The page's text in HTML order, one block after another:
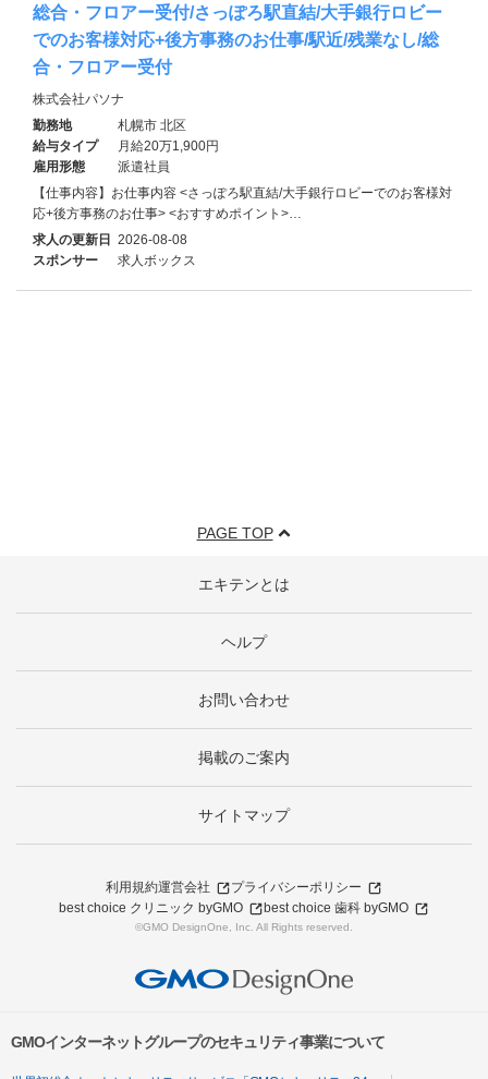
総合・フロアー受付/さっぽろ駅直結/大手銀行ロビー
でのお客様対応+後方事務のお仕事/駅近/残業なし/総
合・フロアー受付
株式会社パソナ
勤務地
札幌市 北区
給与タイプ
月給20万1,900円
雇用形態
派遣社員
【仕事内容】お仕事内容 <さっぽろ駅直結/大手銀行ロビーでのお客様対
応+後方事務のお仕事> <おすすめポイント>…
求人の更新日 2026-08-08
スポンサー
求人ボックス
PAGE TOP
エキテンとは
ヘルプ
お問い合わせ
掲載のご案内
サイトマップ
利用規約運営会社
プライバシーポリシー
best choice クリニック byGMO
best choice 歯科 byGMO
©GMO DesignOne, Inc. All Rights reserved.
GMOインターネットグループのセキュリティ事業について